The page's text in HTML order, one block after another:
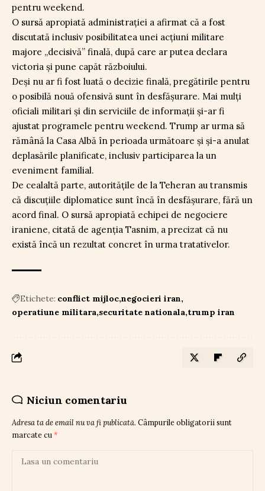
pentru weekend.
O sursă apropiată administrației a afirmat că a fost
discutată inclusiv posibilitatea unei acțiuni militare
majore „decisivă” finală, după care ar putea declara
victoria și pune capăt războiului.
Deși nu ar fi fost luată o decizie finală, pregătirile pentru
o posibilă nouă ofensivă sunt în desfășurare. Mai mulți
oficiali militari și din serviciile de informații și-ar fi
ajustat programele pentru weekend. Trump ar urma să
rămână la Casa Albă în perioada următoare și și-a anulat
deplasările planificate, inclusiv participarea la un
eveniment familial.
De cealaltă parte, autoritățile de la Teheran au transmis
că discuțiile diplomatice sunt încă în desfășurare, fără un
acord final. O sursă apropiată echipei de negociere
iraniene, citată de agenția Tasnim, a precizat că nu
există încă un rezultat concret în urma tratativelor.
Etichete: conflict mijloc negocieri iran
operatiune militara securitate nationala trump iran
Niciun comentariu
Adresa ta de email nu va fi publicată. Câmpurile obligatorii sunt
marcate cu *